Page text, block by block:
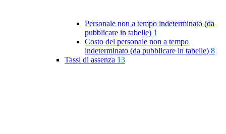
Personale non a tempo indeterminato (da
pubblicare in tabelle) 1
Costo del personale non a tempo
indeterminato (da pubblicare in tabelle) 8
Tassi di assenza 13